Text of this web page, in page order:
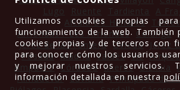
Alcalá De Henares
Arriondas / Les Arriondes
Colunga
Jerez de la Frontera Oviedo
Jerez
Posada Madrid Valdés Vic
Ampuero
Córdoba Mieres Bizkaia
Almudévar
Laviana Principado de
Utilizamos cookies propias
funcionamiento de la web. También
cookies propias y de terceros con
para conocer cómo los usuarios
y mejorar nuestros servicios.
información detallada en nuestra